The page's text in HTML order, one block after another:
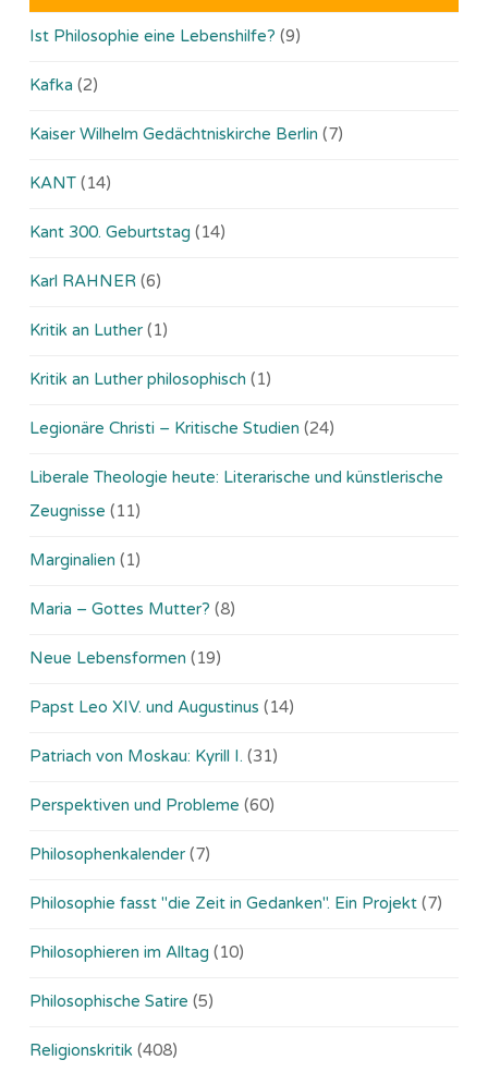
Ist Philosophie eine Lebenshilfe? (9)
Kafka (2)
Kaiser Wilhelm Gedächtniskirche Berlin (7)
KANT (14)
Kant 300. Geburtstag (14)
Karl RAHNER (6)
Kritik an Luther (1)
Kritik an Luther philosophisch (1)
Legionäre Christi – Kritische Studien (24)
Liberale Theologie heute: Literarische und künstlerische
Zeugnisse (11)
Marginalien (1)
Maria – Gottes Mutter? (8)
Neue Lebensformen (19)
Papst Leo XIV. und Augustinus (14)
Patriach von Moskau: Kyrill I. (31)
Perspektiven und Probleme (60)
Philosophenkalender (7)
Philosophie fasst "die Zeit in Gedanken". Ein Projekt (7)
Philosophieren im Alltag (10)
Philosophische Satire (5)
Religionskritik (408)